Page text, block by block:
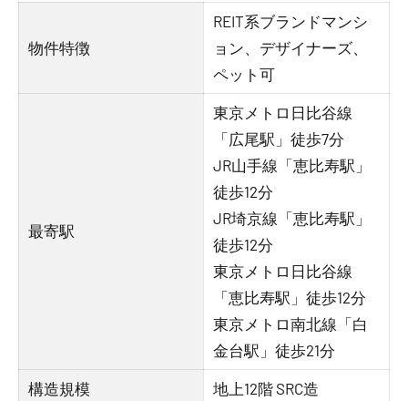
物件特徴
REIT系ブランドマンシ
ョン、デザイナーズ、
ペット可
最寄駅
東京メトロ日比谷線
「広尾駅」徒歩7分
JR山手線「恵比寿駅」
徒歩12分
JR埼京線「恵比寿駅」
徒歩12分
東京メトロ日比谷線
「恵比寿駅」徒歩12分
東京メトロ南北線「白
金台駅」徒歩21分
構造規模 地上12階 SRC造